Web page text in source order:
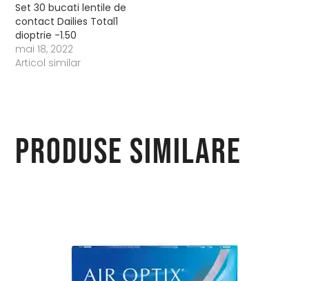
Set 30 bucati lentile de
contact Dailies Total1
dioptrie -1.50
mai 18, 2022
Articol similar
Produse similare